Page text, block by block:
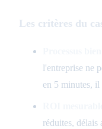
Les critères du
l'entreprise ne
en 5 minutes, il
réduites,